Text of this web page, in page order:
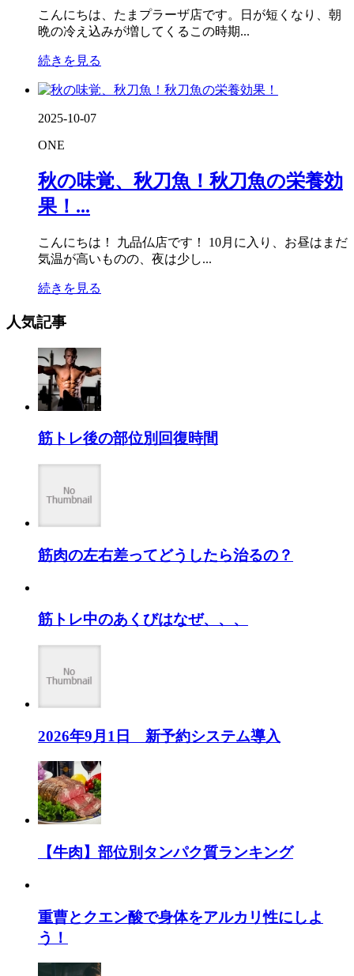
こんにちは、たまプラーザ店です。日が短くなり、朝
晩の冷え込みが増してくるこの時期...
続きを見る
2025-10-07
ONE
秋の味覚、秋刀魚！秋刀魚の栄養効
果！...
こんにちは！ 九品仏店です！ 10月に入り、お昼はまだ
気温が高いものの、夜は少し...
続きを見る
人気記事
筋トレ後の部位別回復時間
筋肉の左右差ってどうしたら治るの？
筋トレ中のあくびはなぜ、、、
2026年9月1日 新予約システム導入
【牛肉】部位別タンパク質ランキング
重曹とクエン酸で身体をアルカリ性にしよ
う！